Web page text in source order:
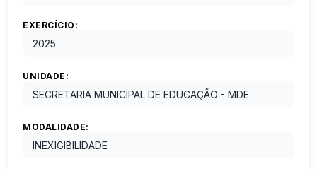
EXERCÍCIO:
2025
UNIDADE:
SECRETARIA MUNICIPAL DE EDUCAÇÃO - MDE
MODALIDADE:
INEXIGIBILIDADE